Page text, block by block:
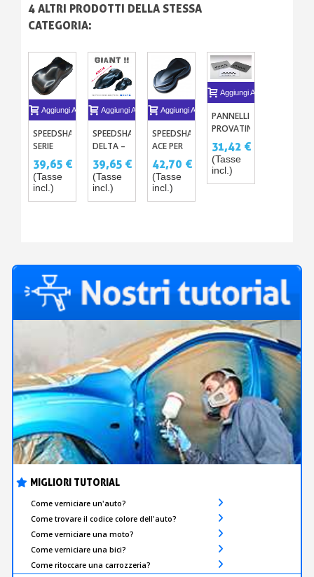
MIGLIORI TUTORIAL
Come verniciare un'auto?
Come trovare il codice colore dell'auto?
Come verniciare una moto?
Come verniciare una bici?
Come ritoccare una carrozzeria?
4 ALTRI PRODOTTI DELLA STESSA
CATEGORIA:
Aggiungi Al Carrello
SPEEDSHAPES
SERIE
BASE
(20CM)
39,65 €
(Tasse
incl.)
Aggiungi Al Carrello
SPEEDSHAPE
DELTA –
MODELLO
IN
PLASTICA
39,65 €
(Tasse
incl.)
Aggiungi Al Carrello
SPEEDSHAPES
ACE PER
CAMPIONI
DI
VERNICI
42,70 €
(Tasse
incl.)
Aggiungi Al Carrello
PANNELLI
PROVATINTA
IN
METALLO
(100)
31,42 €
(Tasse
incl.)